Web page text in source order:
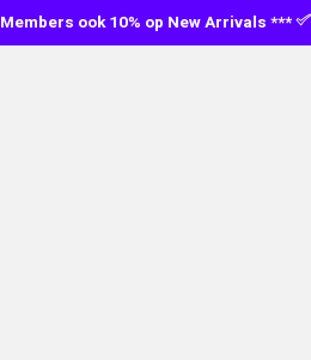
Members ook 10% op New Arrivals ***